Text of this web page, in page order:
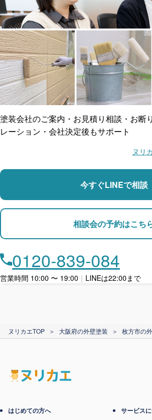
工事保険
ご近所トラブルに
賠償保険
支払い対応
ローン利用
カード支払い
雨漏り修繕
防水工事
マンション・アパート対応
店舗・事務所対応
塗装会社のご案内・お見積り相談・お断
レーション・会社決定後もサポート
ヌリ
今すぐLINEで相談
相談会の予約はこち
0120-839-084
営業時間 10:00 〜 19:00 ｜ LINEは22:00まで
ヌリカエTOP ＞ 大阪府の外壁塗装 ＞ 枚方市の
はじめての方へ
サービス